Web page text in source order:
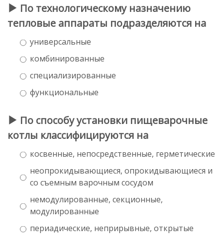
По технологическому назначению
тепловые аппараты подразделяются на
универсальные
комбинированные
специализированные
функциональные
По способу установки пищеварочные
котлы классифицируются на
косвенные, непосредственные, герметические
неопрокидывающиеся, опрокидывающиеся и
со съемным варочным сосудом
немодулированные, секционные,
модулированные
периадические, неприрывные, открытые